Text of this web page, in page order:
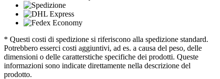
* Questi costi di spedizione si riferiscono alla spedizione standard.
Potrebbero esserci costi aggiuntivi, ad es. a causa del peso, delle
dimensioni o delle caratterstiche specifiche dei prodotti. Queste
informazioni sono indicate direttamente nella descrizione del
prodotto.